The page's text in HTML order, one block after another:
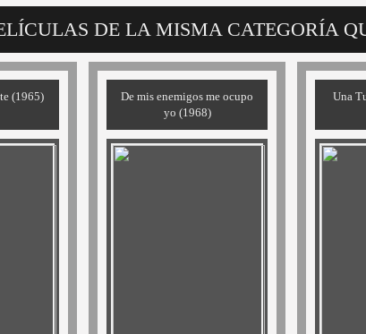
DE LA MISMA CATEGORÍA
(1965)
De mis enemigos me ocupo
yo (1968)
Una